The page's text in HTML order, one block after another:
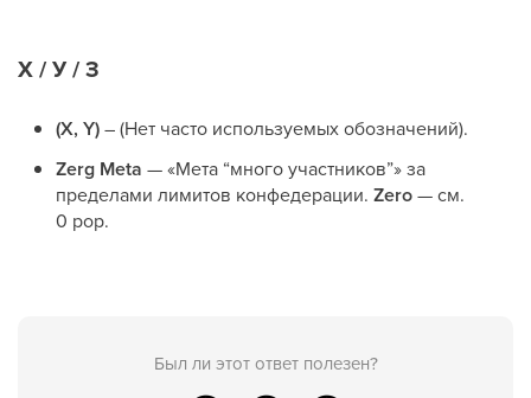
Х / У / З
(X, Y)– (Нет часто используемых обозначений).
Zerg Meta — «Мета “много участников”» за
пределами лимитов конфедерации. Zero— см.
0 pop.
Был ли этот ответ полезен?